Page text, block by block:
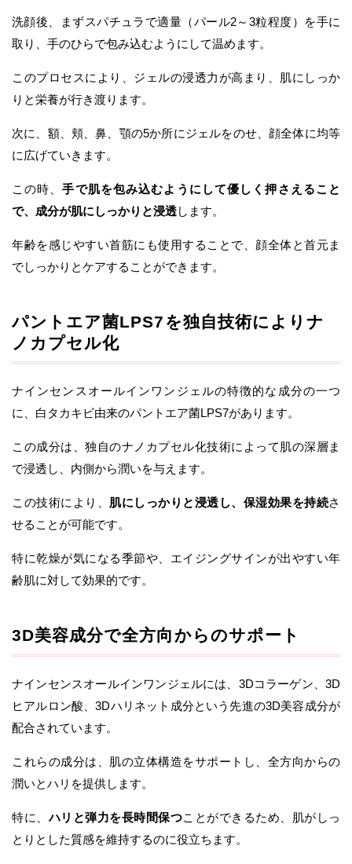
洗顔後、まずスパチュラで適量（パール2～3粒程度）を手に
取り、手のひらで包み込むようにして温めます。
このプロセスにより、ジェルの浸透力が高まり、肌にしっか
りと栄養が行き渡ります。
次に、額、頬、鼻、顎の5か所にジェルをのせ、顔全体に均等
に広げていきます。
この時、手で肌を包み込むようにして優しく押さえること
で、成分が肌にしっかりと浸透します。
年齢を感じやすい首筋にも使用することで、顔全体と首元ま
でしっかりとケアすることができます。
パントエア菌LPS7を独自技術によりナ
ノカプセル化
ナインセンスオールインワンジェルの特徴的な成分の一つ
に、白タカキビ由来のパントエア菌LPS7があります。
この成分は、独自のナノカプセル化技術によって肌の深層ま
で浸透し、内側から潤いを与えます。
この技術により、 肌にしっかりと浸透し、保湿効果を持続さ
せることが可能です。
特に乾燥が気になる季節や、エイジングサインが出やすい年
齢肌に対して効果的です。
3D美容成分で全方向からのサポート
ナインセンスオールインワンジェルには、3Dコラーゲン、3D
ヒアルロン酸、3Dハリネット成分という先進の3D美容成分が
配合されています。
これらの成分は、肌の立体構造をサポートし、全方向からの
潤いとハリを提供します。
特に、ハリと弾力を長時間保つことができるため、肌がしっ
とりとした質感を維持するのに役立ちます。